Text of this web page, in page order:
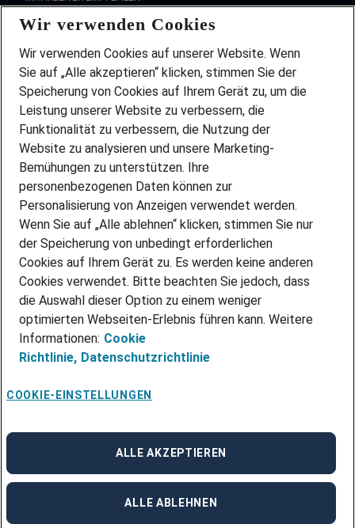
FAQ
Wir stellen ein!
DEINE BERUFSGRUPPE
DEINE LEBENSSITUATION
PARTNERSHIP WITH AIRBUS
INITIATIV BEWERBEN
ÜBER UNS
STANDORTE
BLOG
PRESSE
KONTAKT
@Adecco 2026
IMPRESSUM
DATENSCHUTZ
NUTZUNGSBEDINGUNGEN
COOKIE-RICHTLINIEN
BESCHWERDESTELLE
linkedinFacebook
Instagram
Wir verwenden Cookies
Wir verwenden Cookies auf unserer Website. Wenn
Sie auf „Alle akzeptieren“ klicken, stimmen Sie der
Speicherung von Cookies auf Ihrem Gerät zu, um die
Leistung unserer Website zu verbessern, die
Funktionalität zu verbessern, die Nutzung der
Website zu analysieren und unsere Marketing-
Bemühungen zu unterstützen. Ihre
personenbezogenen Daten können zur
Personalisierung von Anzeigen verwendet werden.
Wenn Sie auf „Alle ablehnen“ klicken, stimmen Sie nur
der Speicherung von unbedingt erforderlichen
Cookies auf Ihrem Gerät zu. Es werden keine anderen
Cookies verwendet. Bitte beachten Sie jedoch, dass
die Auswahl dieser Option zu einem weniger
optimierten Webseiten-Erlebnis führen kann. Weitere
Informationen: Cookie
Richtlinie, Datenschutzrichtlinie
COOKIE-EINSTELLUNGEN
ALLE ABLEHNEN
ALLE AKZEPTIEREN